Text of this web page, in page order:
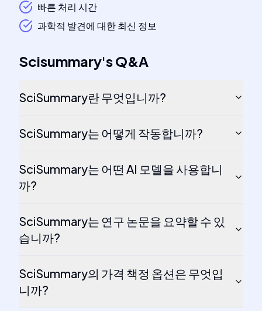
빠른 처리 시간
과학적 발견에 대한 최신 정보
Scisummary'sQ&A
SciSummary란 무엇입니까?
SciSummary는 어떻게 작동합니까?
SciSummary는 어떤 AI 모델을 사용합니
까?
SciSummary는 연구 논문을 요약할 수 있
습니까?
SciSummary의 가격 책정 옵션은 무엇입
니까?